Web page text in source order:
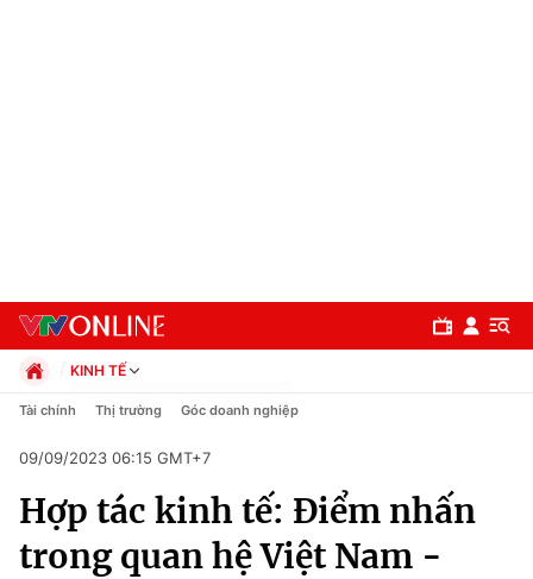
Chuyên mục
Chính trị
KINH TẾ
Chính trị
Pháp luật
Kinh tế
Thể thao
Truyền hình
Tài chính Thị trường Góc doanh nghiệp
09/09/2023 06:15 GMT+7
Hợp tác kinh tế: Điểm nhấn
trong quan hệ Việt Nam -